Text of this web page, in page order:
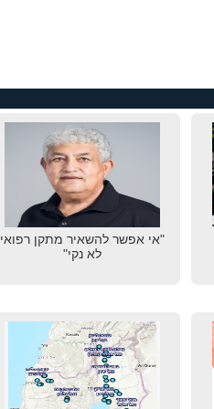
"אי אפשר להשאיר מתקן רפואי
לא נקי"